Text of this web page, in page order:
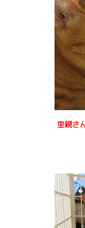
里親さ